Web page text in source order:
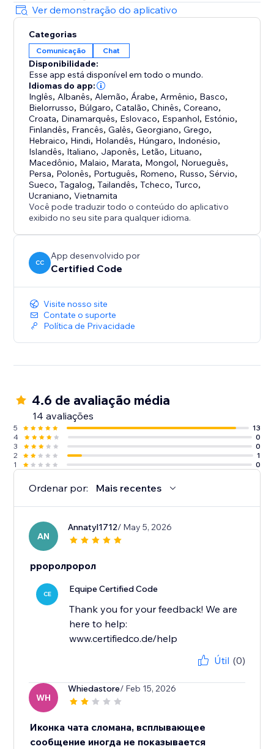
Ver demonstração do aplicativo
Categorias
Comunicação Chat
Disponibilidade:
Esse app está disponível em todo o mundo.
Idiomas do app:
Inglês, Albanês, Alemão, Árabe, Armênio, Basco,
Bielorrusso, Búlgaro,Catalão,Chinês,Coreano,
Croata, Dinamarquês, Eslovaco, Espanhol, Estónio,
Finlandês, Francês,Galês,Georgiano,Grego,
Hebraico, Hindi, Holandês, Húngaro, Indonésio,
Islandês, Italiano, Japonês, Letão, Lituano,
Macedônio, Malaio, Marata, Mongol, Norueguês,
Persa, Polonês, Português, Romeno, Russo,Sérvio,
Sueco,Tagalog,Tailandês,Tcheco,Turco,
Ucraniano,Vietnamita
Você pode traduzir todo o conteúdo do aplicativo
exibido no seu site para qualquer idioma.
CC
App desenvolvido por
Certified Code
Visite nosso site
Contate o suporte
Política de Privacidade
4.6 de avaliação média
14 avaliações
5
13
4
0
3
0
2
1
1
0
Ordenar por: Mais recentes
AN
Annatyl1712/ May 5, 2026
рроролророл
CE Equipe Certified Code
Thank you for your feedback! We are
here to help:
www.certifiedco.de/help
Útil (0)
WH
Whiedastore/ Feb 15, 2026
Иконка чата сломана, всплывающее
сообщение иногда не показывается